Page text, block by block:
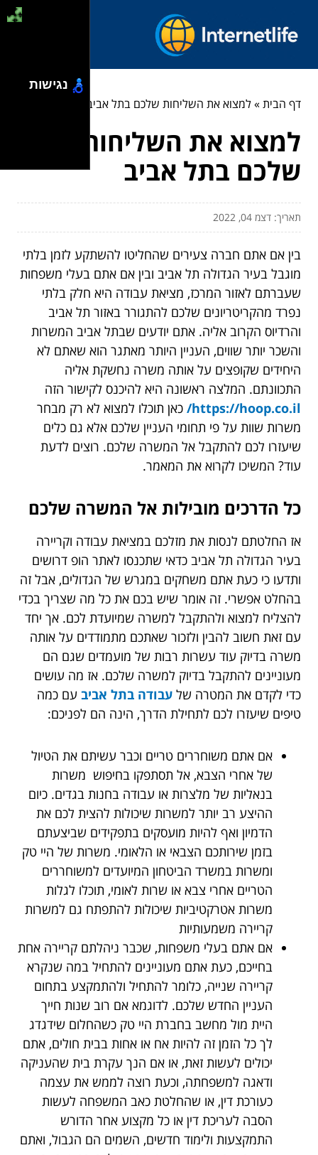
דף הבית»למצוא את השליחות שלכם בתל אביב
למצוא את השליחות
שלכם בתל אביב
תאריך: דצמ 04, 2022
בין אם אתם חברה צעירים שהחליטו להשתקע לזמן בלתי
מוגבל בעיר הגדולה תל אביב ובין אם אתם בעלי משפחות
שעברתם לאזור המרכז, מציאת עבודה היא חלק בלתי
נפרד מהקריטריונים שלכם להתגורר באזור תל אביב
והרדיוס הקרוב אליה. אתם יודעים שבתל אביב המשרות
והשכר יותר שווים, העניין היותר מאתגר הוא שאתם לא
היחידים שקופצים על אותה משרה נחשקת אליה
התכוונתם. המלצה ראשונה היא להיכנס לקישור הזה
https://hoop.co.il/ כאן תוכלו למצוא לא רק מבחר
משרות שוות על פי תחומי העניין שלכם אלא גם כלים
שיעזרו לכם להתקבל אל המשרה שלכם. רוצים לדעת
עוד? המשיכו לקרוא את המאמר.
כל הדרכים מובילות אל המשרה שלכם
אז החלטתם לנסות את מזלכם במציאת עבודה וקריירה
בעיר הגדולה תל אביב כדאי שתכנסו לאתר הופ דרושים
ותדעו כי כעת אתם משחקים במגרש של הגדולים, אבל זה
בהחלט אפשרי. זה אומר שיש בכם את כל מה שצריך בכדי
להצליח למצוא ולהתקבל למשרה שמיועדת לכם. אך יחד
עם זאת חשוב להבין ולזכור שאתכם מתמודדים על אותה
משרה בדיוק עוד עשרות רבות של מועמדים שגם הם
מעוניינים להתקבל בדיוק למשרה שלכם. אז מה עושים
כדי לקדם את המטרה של עבודה בתל אביב עם כמה
טיפים שיעזרו לכם לתחילת הדרך, הינה הם לפניכם:
אם אתם משוחררים טריים וכבר עשיתם את הטיול
של אחרי הצבא, אל תסתפקו בחיפוש משרות
בנאליות של מלצרות או עבודה בחנות בגדים. כיום
ההיצע רב יותר למשרות שיכולות להצית לכם את
הדמיון ואף להיות מועסקים בתפקידים שביצעתם
בזמן שירותכם הצבאי או הלאומי. משרות של היי טק
ומשרות במשרד הביטחון המיועדים למשוחררים
הטריים אחרי צבא או שרות לאומי, תוכלו לגלות
משרות אטרקטיביות שיכולות להתפתח גם למשרות
קריירה משמעותיות
אם אתם בעלי משפחות, שכבר ניהלתם קריירה אחת
בחייכם, כעת אתם מעוניינים להתחיל במה שנקרא
קריירה שנייה, כלומר להתחיל ולהתמקצע בתחום
העניין החדש שלכם. לדוגמא אם רוב שנות חייך
היית מול מחשב בחברת היי טק כשהחלום שידגדג
לך כל הזמן זה להיות אח או אחות בבית חולים, אתם
יכולים לעשות זאת, או אם הנך עקרת בית שהעניקה
ודאגה למשפחתה, וכעת רוצה לממש את עצמה
כעורכת דין, או שהחלטת כאב המשפחה לעשות
הסבה לעריכת דין או כל מקצוע אחר הדורש
התמקצעות ולימוד חדשים, השמים הם הגבול, ואתם
נגישות